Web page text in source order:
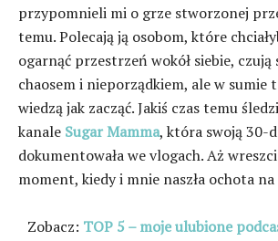
przypomnieli mi o grze stworzonej
temu. Polecają ją osobom, które
ogarnąć przestrzeń wokół siebie,
chaosem i nieporządkiem, ale w sumie
wiedzą jak zacząć. Jakiś czas temu
kanale Sugar Mamma, która swoją 30-
dokumentowała we vlogach. Aż
moment, kiedy i mnie naszła ochota
Zobacz: TOP 5 – moje ulubione